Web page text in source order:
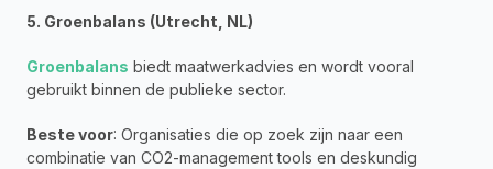
5. Groenbalans (Utrecht, NL)
Groenbalans biedt maatwerkadvies en wordt vooral
gebruikt binnen de publieke sector.
Beste voor: Organisaties die op zoek zijn naar een
combinatie van CO2-management tools en deskundig